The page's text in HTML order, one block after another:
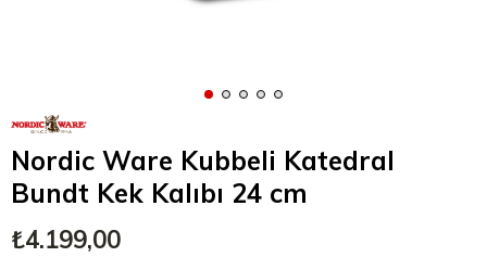
Nordic Ware Kubbeli Katedral
Bundt Kek Kalıbı 24 cm
₺4.199,00